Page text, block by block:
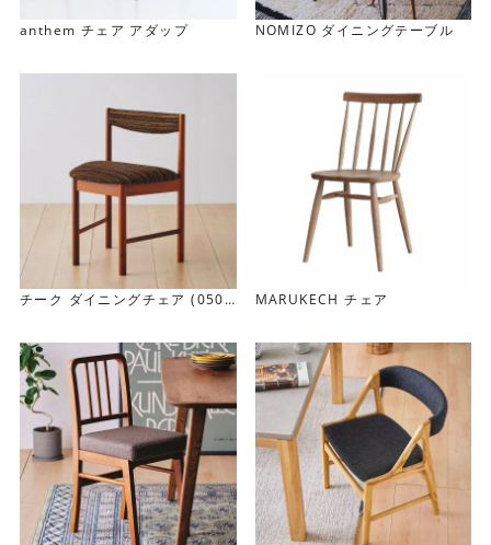
曲線と直線のバランスが絶妙なデザイン
が特徴です。ナチュラルな素材感とアーチ状の丸みが、絵
本の中に出てきそうな愛らしい雰囲気も持っています。
anthem チェア アダップ NOMIZO ダイニングテーブル
チーク ダイニングチェア (0508
MARUKECH チェア